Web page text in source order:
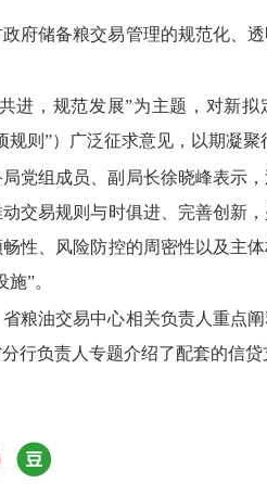
府储备粮交易管理的规范化、
进，规范发展”为主题，对新
规则”）广泛征求意见，以期凝
党组成员、副局长徐晓峰表示
交易规则与时俱进、完善创新
性、风险防控的周密性以及主
”。
粮油交易中心相关负责人重点
行负责人专题介绍了配套的信贷